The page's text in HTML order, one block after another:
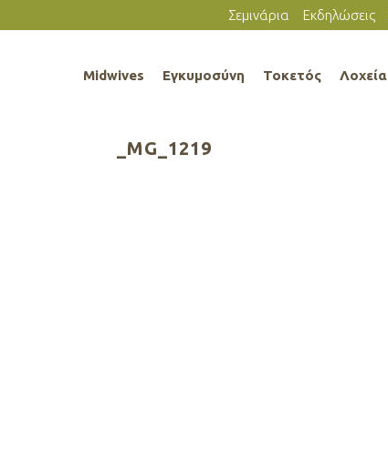
Σεμινάρια Εκδηλώσεις
Midwives Εγκυμοσύνη Τοκετός Λοχεία
_MG_1219